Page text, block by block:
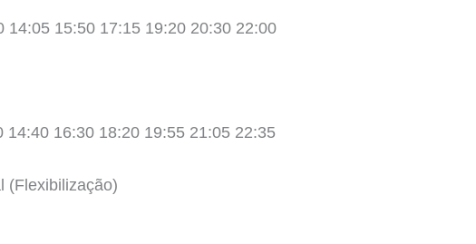
14:05 15:50 17:15 19:20 20:30 22:00
14:40 16:30 18:20 19:55 21:05 22:35
(Flexibilização)